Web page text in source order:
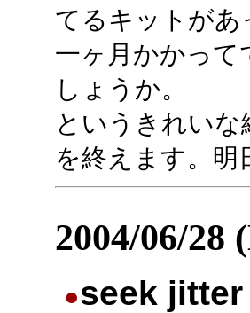
てるキットがあ
一ヶ月かかっ
しょうか。
というきれい
を終えます。
2004/06/28
●seek jitter